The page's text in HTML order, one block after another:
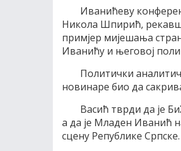
Иванићеву
Никола Шпирић,
примјер мијешања
Иванићу и његовој
Политички
новинаре био да
Васић тврди да је
а да је Младен Иванић
сцену Републике Српске.